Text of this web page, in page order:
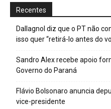
Recentes
Dallagnol diz que o PT não
isso quer “retirá-lo antes do
Sandro Alex recebe apoio
Governo do Paraná
Flávio Bolsonaro anuncia
vice-presidente